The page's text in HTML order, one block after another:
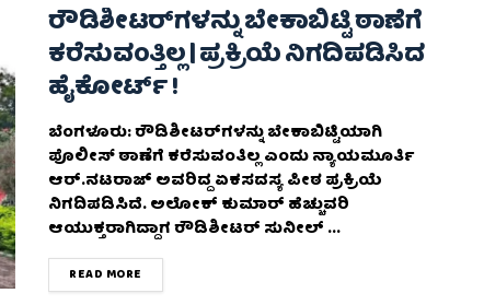
ರೌಡಿಶೀಟರ್​ಗಳನ್ನು ಬೇಕಾಬಿಟ್ಟಿ ಠಾಣೆಗೆ
ಕರೆಸುವಂತ್ತಿಲ್ಲ | ಪ್ರಕ್ರಿಯೆ ‌ನಿಗದಿಪಡಿಸಿದ
ಹೈಕೋರ್ಟ್ !
ಬೆಂಗಳೂರು: ರೌಡಿಶೀಟರ್​ಗಳನ್ನು ಬೇಕಾಬಿಟ್ಟಿಯಾಗಿ
ಪೊಲೀಸ್‌ ಠಾಣೆಗೆ ಕರೆಸುವಂತಿಲ್ಲ ಎಂದು ನ್ಯಾಯಮೂರ್ತಿ
ಆರ್.ನಟರಾಜ್ ಅವರಿದ್ದ ಏಕಸದಸ್ಯ ಪೀಠ ಪ್ರಕ್ರಿಯೆ
‌ನಿಗದಿಪಡಿಸಿದೆ. ಅಲೋಕ್ ಕುಮಾರ್ ಹೆಚ್ಚುವರಿ
ಆಯುಕ್ತರಾಗಿದ್ದಾಗ ರೌಡಿಶೀಟರ್ ಸುನೀಲ್ ...
READ MORE